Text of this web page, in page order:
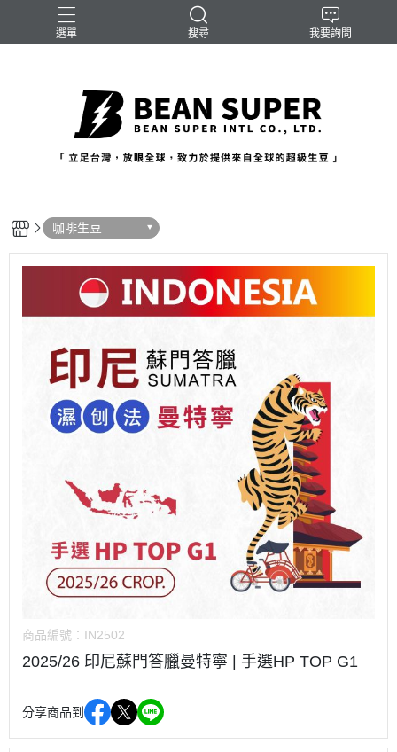
選單 搜尋 我要詢問
咖啡生豆
商品編號： IN2502
2025/26 印尼蘇門答臘曼特寧 | 手選HP TOP G1
分享商品到